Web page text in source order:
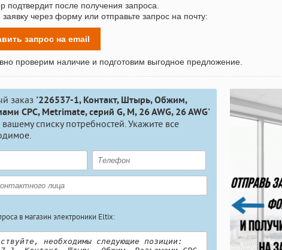
подтвердит после получения запроса.
заявку через форму или отправьте запрос на почту:
запрос на email
проверим наличие и подготовим выгодное предложение.
заказ '226537-1, Контакт, Штырь, Обжим,
CPC, Metrimate, серий G, M, 26 AWG, 26 AWG'
списку потребностей. Укажите все
в магазин электроники Eltix: